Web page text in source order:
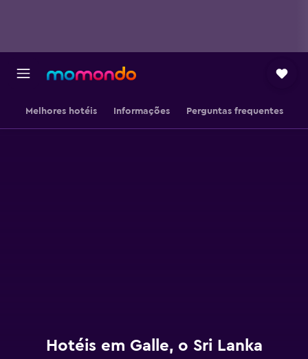
Melhores hotéis Informações Perguntas frequentes
Hotéis em Galle, o Sri Lanka